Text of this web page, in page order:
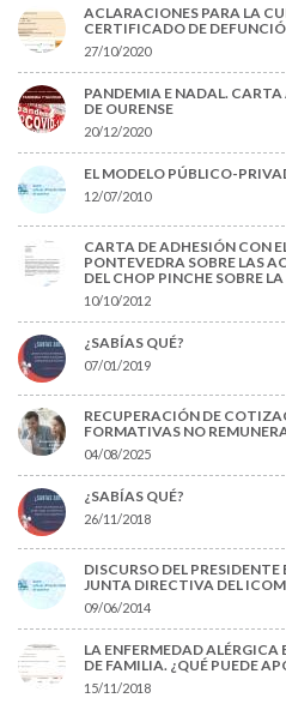
ACLARACIONES PARA LA
CERTIFICADO DE
27/10/2020
PANDEMIA E NADAL.
DE OURENSE
20/12/2020
EL MODELO PÚBLICO-
12/07/2010
CARTA DE ADHESIÓN CON
PONTEVEDRA SOBRE LAS
DEL CHOP PINCHE SOBRE
10/10/2012
¿SABÍAS QUÉ?
07/01/2019
RECUPERACIÓN DE
FORMATIVAS NO
04/08/2025
¿SABÍAS QUÉ?
26/11/2018
DISCURSO DEL
JUNTA DIRECTIVA DEL
09/06/2014
LA ENFERMEDAD
DE FAMILIA. ¿QUÉ PUEDE
15/11/2018